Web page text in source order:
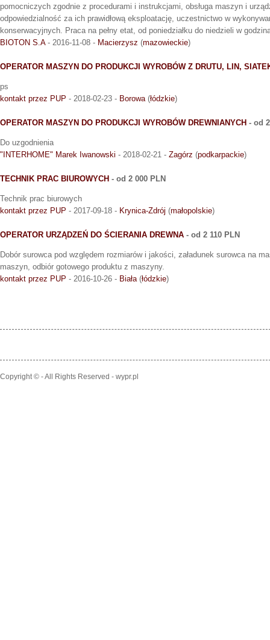
pomocniczych zgodnie z procedurami i instrukcjami, obsługa maszyn i
odpowiedzialność za ich prawidłową eksploatację, uczestnictwo w
konserwacyjnych. Praca na pełny etat, od poniedziałku do niedzieli w
BIOTON S.A- 2016-11-08 - Macierzysz (mazowieckie)
OPERATOR MASZYN DO PRODUKCJI WYROBÓW Z DRUTU, LIN,
ps
kontakt przez PUP - 2018-02-23 - Borowa(łódzkie)
OPERATOR MASZYN DO PRODUKCJI WYROBÓW DREWNIANYCH - od
Do uzgodnienia
"INTERHOME" Marek Iwanowski - 2018-02-21 - Zagórz (podkarpackie)
TECHNIK PRAC BIUROWYCH - od 2 000 PLN
Technik prac biurowych
kontakt przez PUP - 2017-09-18 - Krynica-Zdrój (małopolskie)
OPERATOR URZĄDZEŃ DO ŚCIERANIA DREWNA - od 2 110 PLN
Dobór surowca pod względem rozmiarów i jakości, załadunek surowca na
maszyn, odbiór gotowego produktu z maszyny.
kontakt przez PUP - 2016-10-26 - Biała(łódzkie)
Copyright © - All Rights Reserved - wypr.pl